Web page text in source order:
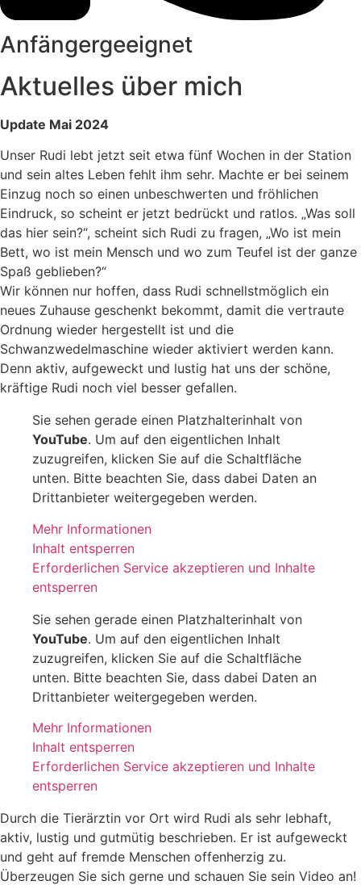
Anfängergeeignet
Aktuelles über mich
Update Mai 2024
Unser Rudi lebt jetzt seit etwa fünf Wochen in der Station
und sein altes Leben fehlt ihm sehr. Machte er bei seinem
Einzug noch so einen unbeschwerten und fröhlichen
Eindruck, so scheint er jetzt bedrückt und ratlos. „Was soll
das hier sein?“, scheint sich Rudi zu fragen, „Wo ist mein
Bett, wo ist mein Mensch und wo zum Teufel ist der ganze
Spaß geblieben?“
Wir können nur hoffen, dass Rudi schnellstmöglich ein
neues Zuhause geschenkt bekommt, damit die vertraute
Ordnung wieder hergestellt ist und die
Schwanzwedelmaschine wieder aktiviert werden kann.
Denn aktiv, aufgeweckt und lustig hat uns der schöne,
kräftige Rudi noch viel besser gefallen.
Sie sehen gerade einen Platzhalterinhalt von
YouTube. Um auf den eigentlichen Inhalt
zuzugreifen, klicken Sie auf die Schaltfläche
unten. Bitte beachten Sie, dass dabei Daten an
Drittanbieter weitergegeben werden.
Mehr Informationen
Inhalt entsperren
Erforderlichen Service akzeptieren und Inhalte
entsperren
Sie sehen gerade einen Platzhalterinhalt von
YouTube. Um auf den eigentlichen Inhalt
zuzugreifen, klicken Sie auf die Schaltfläche
unten. Bitte beachten Sie, dass dabei Daten an
Drittanbieter weitergegeben werden.
Mehr Informationen
Inhalt entsperren
Erforderlichen Service akzeptieren und Inhalte
entsperren
Durch die Tierärztin vor Ort wird Rudi als sehr lebhaft,
aktiv, lustig und gutmütig beschrieben. Er ist aufgeweckt
und geht auf fremde Menschen offenherzig zu.
Überzeugen Sie sich gerne und schauen Sie sein Video an!